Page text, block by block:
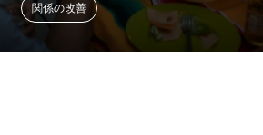
関係の改善